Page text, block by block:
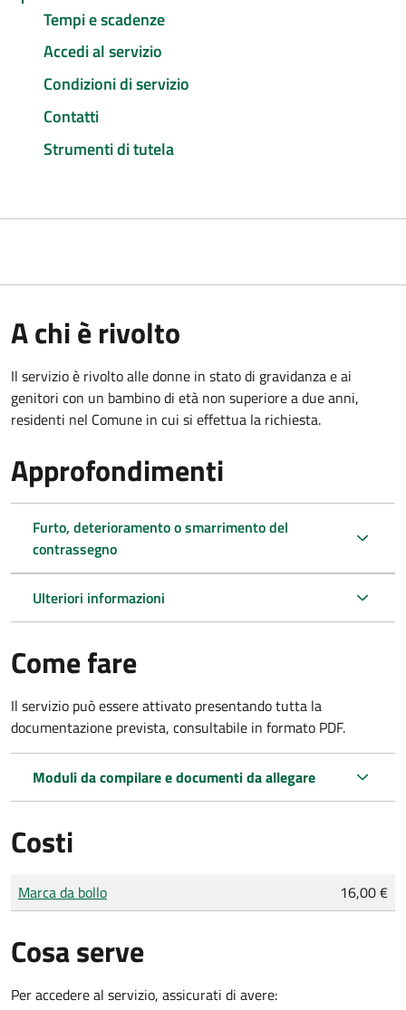
Tempi e scadenze
Accedi al servizio
Condizioni di servizio
Contatti
Strumenti di tutela
A chi è rivolto
Il servizio è rivolto alle donne in stato di gravidanza e ai
genitori con un bambino di età non superiore a due anni,
residenti nel Comune in cui si effettua la richiesta.
Approfondimenti
Furto, deterioramento o smarrimento del
contrassegno
Ulteriori informazioni
Come fare
Il servizio può essere attivato presentando tutta la
documentazione prevista, consultabile in formato PDF.
Moduli da compilare e documenti da allegare
Costi
Tipo di pagamento
Importo
Marca da bollo 16,00 €
Cosa serve
Per accedere al servizio, assicurati di avere: